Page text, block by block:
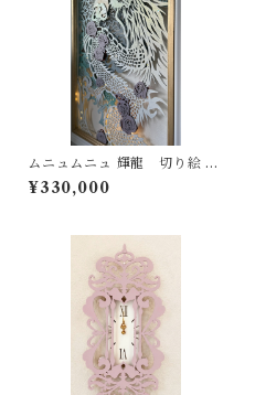
ムニュムニュ 輝龍 切り絵 パ
ネル 絵画 風景画 間接照明 ラ
イト
¥330,000